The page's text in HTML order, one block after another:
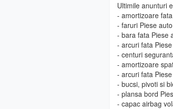
Ultimile anunturi
- amortizoare
- faruri Piese
- bara fata Piese
- arcuri fata
- centuri
- amortizoare
- arcuri fata
- bucsi, pivoti si
- plansa bord
- capac airbag